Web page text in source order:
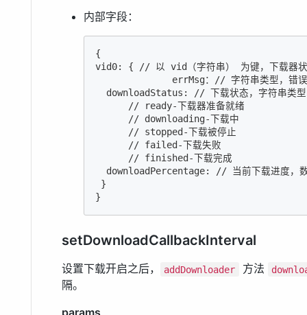
内部字段：
{
vid0: { // 以 vid（字符串） 为键，下载器状
errMsg：// 字符串类型，错
downloadStatus: // 下载状态，字符串类型
      // ready-下载器准备就绪
      // downloading-下载中
      // stopped-下载被停止
      // failed-下载失败
      // finished-下载完成
downloadPercentage: // 当前下载进度，
}
}
setDownloadCallbackInterval
设置下载开启之后， addDownloader 方法
隔。